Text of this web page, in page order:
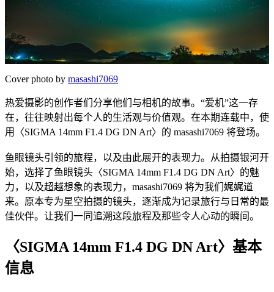
Cover photo by masashi7069
热爱摄影的创作者们分享他们与相机的故事。“爱机”这一存
在，往往映射出每个人的生活观与价值观。在本期连载中，使
用〈SIGMA 14mm F1.4 DG DN Art〉的 masashi7069 将登场。
鱼眼镜头引领的旅程，以及由此展开的表现力。从拍摄银河开
始，选择了鱼眼镜头〈SIGMA 14mm F1.4 DG DN Art〉的魅
力，以及超越想象的表现力，masashi7069 将为我们娓娓道
来。原本专为星空拍摄的镜头，逐渐成为记录旅行与日常的最
佳伙伴。让我们一同追溯这段旅程及那些令人心动的瞬间。
〈SIGMA 14mm F1.4 DG DN Art〉基本
信息